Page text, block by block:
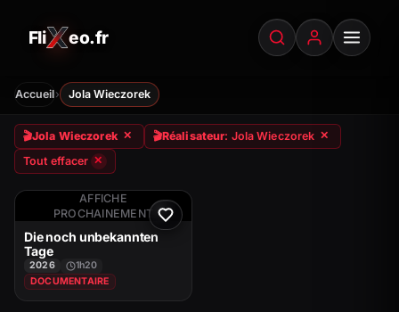
Fli eo.fr
FliXeo.fr
Accueil
Accueil› Jola Wieczorek
🎬Jola Wieczorek ✕ 🎬Réalisateur: Jola Wieczorek ✕
Tout effacer ✕
AFFICHE
PROCHAINEMENT
Die noch unbekannten
Tage
2026
1h20
DOCUMENTAIRE